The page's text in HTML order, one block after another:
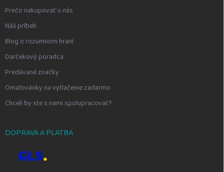
Prečo nakupovať u nás
Náš príbeh
Blog o rozumnom hraní
Darčekový poradca
Predávané značky
Omaľovánky na vytlačenie zadarmo
Chceli by ste s nami spolupracovať?
DOPRAVA A PLATBA